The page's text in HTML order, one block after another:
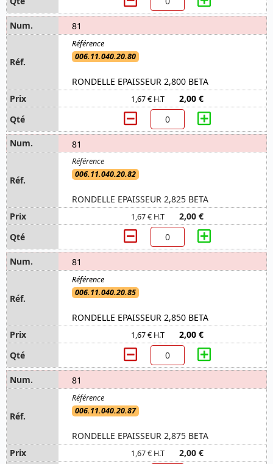
81
006.11.040.20.80
RONDELLE EPAISSEUR 2,800 BETA
1,67 € H.T 2,00 €
81
006.11.040.20.82
RONDELLE EPAISSEUR 2,825 BETA
1,67 € H.T 2,00 €
81
006.11.040.20.85
RONDELLE EPAISSEUR 2,850 BETA
1,67 € H.T 2,00 €
81
006.11.040.20.87
RONDELLE EPAISSEUR 2,875 BETA
1,67 € H.T 2,00 €